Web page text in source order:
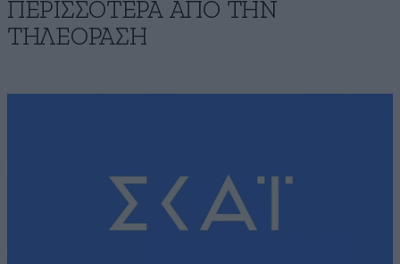
ΠΕΡΙΣΣΟΤΕΡΑ ΑΠΟ ΤΗΝ
ΤΗΛΕΟΡΑΣΗ